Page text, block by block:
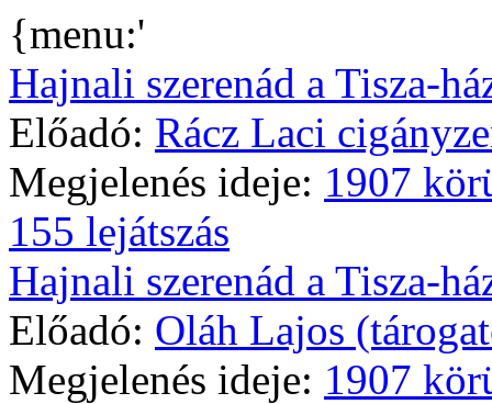
{menu:'
Hajnali szerenád a Tisza-
Előadó: Rácz Laci
Megjelenés ideje: 1907
155 lejátszás
Hajnali szerenád a Tisza-
Előadó: Oláh Lajos
Megjelenés ideje: 1907